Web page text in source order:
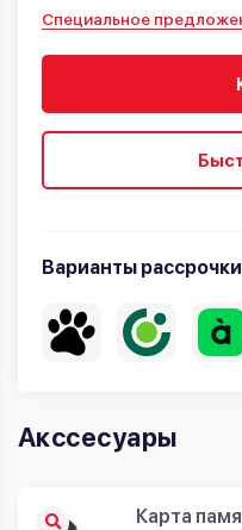
Специальное
Варианты рассрочки
Акссесуары
Карта